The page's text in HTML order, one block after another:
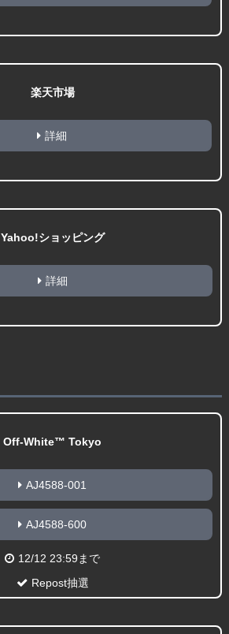
楽天市場
詳細
Yahoo!ショッピング
詳細
Off-White™ Tokyo
AJ4588-001
AJ4588-600
12/12 23:59まで
Repost抽選